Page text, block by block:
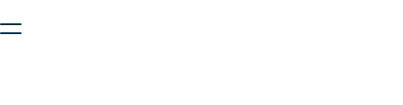
безопасную работу с сайтом. Пожалуйста